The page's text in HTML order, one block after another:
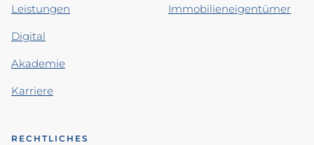
Leistungen
Digital
Akademie
Karriere
Immobilieneigentümer
RECHTLICHES